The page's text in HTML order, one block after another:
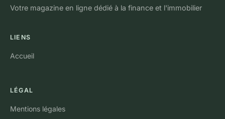
Votre magazine en ligne dédié à la finance et l'immobilier
LIENS
Accueil
LÉGAL
Mentions légales